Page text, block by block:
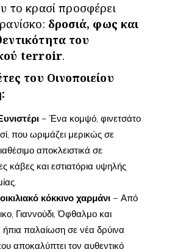
το κρασί προσφέρει
δροσιά, φως και
του
terroir.
του Οινοποιείου
– Ένα κομψό, φινετσάτο
που ωριμάζει μερικώς σε
αποκλειστικά σε
κάβες και εστιατόρια υψηλής
κόκκινο χαρμάνι – Από
Γιαννούδι, Όφθαλμο και
παλαίωση σε νέα δρύινα
αποκαλύπτει τον αυθεντικό